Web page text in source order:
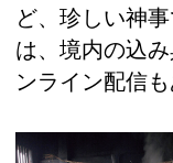
ど、珍しい神
は、境内の込
ンライン配信も